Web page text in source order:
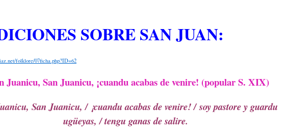
SOBRE SAN JUAN:
folklore/07ficha.php?ID=62
Juanicu, San Juanicu, ¡cuandu acabas de venire! (popular S. XIX)
San Juanicu, / ¡cuandu acabas de venire! /soy pastore y guardu
ugüeyas, / tengu ganas de salire.